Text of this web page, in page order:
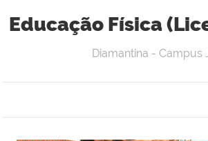
Educação Física
Diamantina - Campus